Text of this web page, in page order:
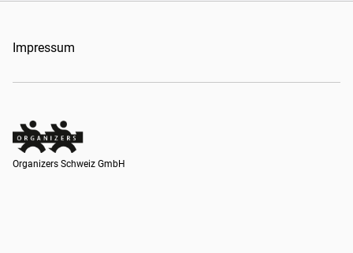
Impressum
Organizers Schweiz GmbH
Organizers Schweiz GmbH